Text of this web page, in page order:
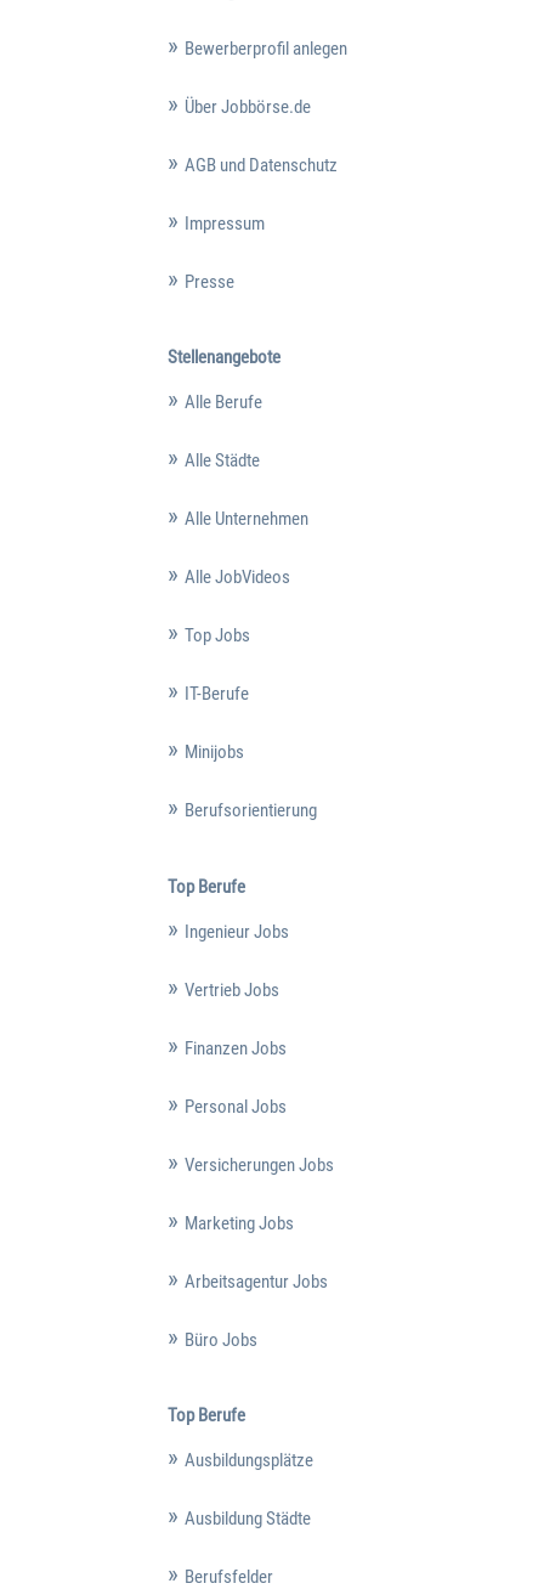
Bewerberprofil anlegen
Über Jobbörse.de
AGB und Datenschutz
Impressum
Presse
Stellenangebote
Alle Berufe
Alle Städte
Alle Unternehmen
Alle JobVideos
Top Jobs
IT-Berufe
Minijobs
Berufsorientierung
Top Berufe
Ingenieur Jobs
Vertrieb Jobs
Finanzen Jobs
Personal Jobs
Versicherungen Jobs
Marketing Jobs
Arbeitsagentur Jobs
Büro Jobs
Top Berufe
Ausbildungsplätze
Ausbildung Städte
Berufsfelder